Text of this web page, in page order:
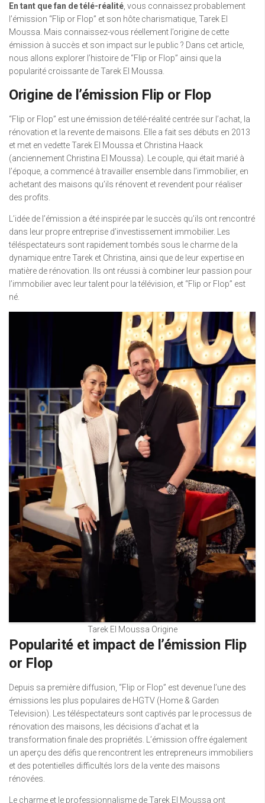
En tant que fan de télé-réalité , vous connaissez probablement
l’émission “Flip or Flop” et son hôte charismatique, Tarek El
Moussa. Mais connaissez-vous réellement l’origine de cette
émission à succès et son impact sur le public ? Dans cet article,
nous allons explorer l’histoire de “Flip or Flop” ainsi que la
popularité croissante de Tarek El Moussa.
Origine de l’émission Flip or Flop
“Flip or Flop” est une émission de télé-réalité centrée sur l’achat, la
rénovation et la revente de maisons. Elle a fait ses débuts en 2013
et met en vedette Tarek El Moussa et Christina Haack
(anciennement Christina El Moussa). Le couple, qui était marié à
l’époque, a commencé à travailler ensemble dans l’immobilier, en
achetant des maisons qu’ils rénovent et revendent pour réaliser
des profits.
L’idée de l’émission a été inspirée par le succès qu’ils ont rencontré
dans leur propre entreprise d’investissement immobilier. Les
téléspectateurs sont rapidement tombés sous le charme de la
dynamique entre Tarek et Christina, ainsi que de leur expertise en
matière de rénovation. Ils ont réussi à combiner leur passion pour
l’immobilier avec leur talent pour la télévision, et “Flip or Flop” est
né.
Tarek El Moussa Origine
Popularité et impact de l’émission Flip
or Flop
Depuis sa première diffusion, “Flip or Flop” est devenue l’une des
émissions les plus populaires de HGTV (Home & Garden
Television). Les téléspectateurs sont captivés par le processus de
rénovation des maisons, les décisions d’achat et la
transformation finale des propriétés. L’émission offre également
un aperçu des défis que rencontrent les entrepreneurs immobiliers
et des potentielles difficultés lors de la vente des maisons
rénovées.
Le charme et le professionnalisme de Tarek El Moussa ont